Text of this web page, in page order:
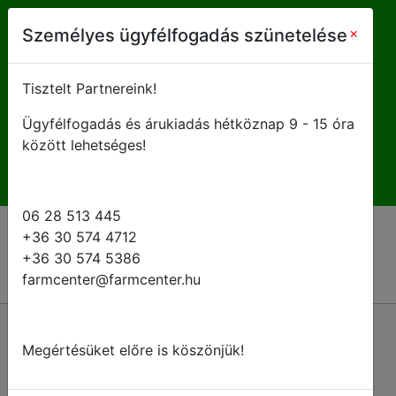
farmcenter@farmcenter.hu
H-P 8 - 16:30
Tartály leeresztő csapok
Személyes ügyfélfogadás szünetelése ×
Tisztelt Partnereink!
Ügyfélfogadás és árukiadás hétköznap 9 - 15 óra
között lehetséges!
06 28 513 445
+36 30 574 4712
+36 30 574 5386
farmcenter@farmcenter.hu
Megértésüket előre is köszönjük!